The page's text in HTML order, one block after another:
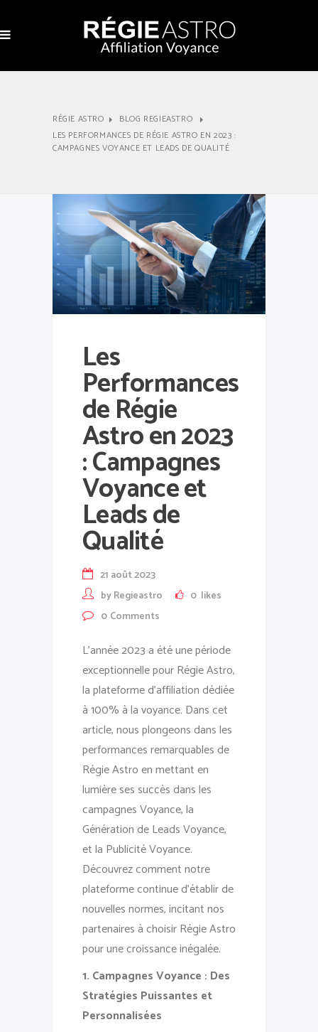
RÉGIE ASTRO
BLOG REGIEASTRO
LES PERFORMANCES DE RÉGIE ASTRO EN 2023 :
CAMPAGNES VOYANCE ET LEADS DE QUALITÉ
Les
Performances
de Régie
Astro en 2023
: Campagnes
Voyance et
Leads de
Qualité
21 août 2023
byRegieastro 0 likes
0 Comments
L’année 2023 a été une période
exceptionnelle pour Régie Astro,
la plateforme d’affiliation dédiée
à 100% à la voyance. Dans cet
article, nous plongeons dans les
performances remarquables de
Régie Astro en mettant en
lumière ses succès dans les
campagnes Voyance, la
Génération de Leads Voyance,
et la Publicité Voyance.
Découvrez comment notre
plateforme continue d’établir de
nouvelles normes, incitant nos
partenaires à choisir Régie Astro
pour une croissance inégalée.
1. Campagnes Voyance : Des
Stratégies Puissantes et
Personnalisées